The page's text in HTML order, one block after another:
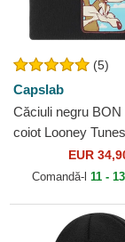
(5)
Capslab
Căciuli negru BON
coiot Looney
EUR
Comandă-l 11 -